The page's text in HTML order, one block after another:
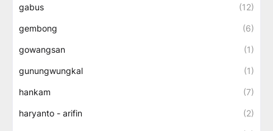
gabus (12)
gembong (6)
gowangsan (1)
gunungwungkal (1)
hankam (7)
haryanto - arifin (2)